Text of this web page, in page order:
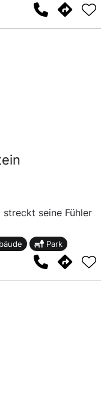
seine Fühler
Park